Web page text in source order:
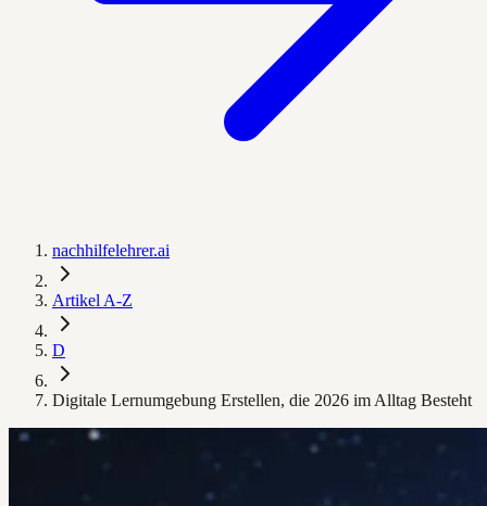
nachhilfelehrer.ai
Artikel A-Z
D
Digitale Lernumgebung Erstellen, die 2026 im Alltag Besteht